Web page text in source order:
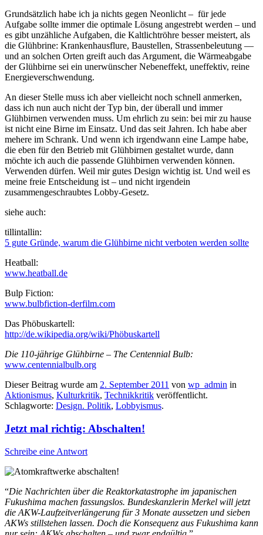
Grundsätzlich habe ich ja nichts gegen Neonlicht – für jede
Aufgabe sollte immer die optimale Lösung angestrebt werden – und
es gibt unzähliche Aufgaben, die Kaltlichtröhre besser meistert, als
die Glühbrine: Krankenhausflure, Baustellen, Strassenbeleutung —
und an solchen Orten greift auch das Argument, die Wärmeabgabe
der Glühbirne sei ein unerwünscher Nebeneffekt, uneffektiv, reine
Energieverschwendung.
An dieser Stelle muss ich aber vielleicht noch schnell anmerken,
dass ich nun auch nicht der Typ bin, der überall und immer
Glühbirnen verwenden muss. Um ehrlich zu sein: bei mir zu hause
ist nicht eine Birne im Einsatz. Und das seit Jahren. Ich habe aber
mehere im Schrank. Und wenn ich irgendwann eine Lampe habe,
die eben für den Betrieb mit Glühbirnen gestaltet wurde, dann
möchte ich auch die passende Glühbirnen verwenden können.
Verwenden dürfen. Weil mir gutes Design wichtig ist. Und weil es
meine freie Entscheidung ist – und nicht irgendein
zusammengeschraubtes Lobby-Gesetz.
siehe auch:
tillintallin:
5 gute Gründe, warum die Glühbirne nicht verboten werden sollte
Heatball:
www.heatball.de
Bulp Fiction:
www.bulbfiction-derfilm.com
Das Phöbuskartell:
http://de.wikipedia.org/wiki/Phöbuskartell
Die 110-jährige Glühbirne – The Centennial Bulb:
www.centennialbulb.org
Dieser Beitrag wurde am 2. September 2011 von wp_admin in
Aktionismus, Kulturkritik, Technikkritik veröffentlicht.
Schlagworte: Design. Politik, Lobbyismus.
Jetzt mal richtig: Abschalten!
Schreibe eine Antwort
“Die Nachrichten über die Reaktorkatastrophe im japanischen
Fukushima machen fassungslos. Bundeskanzlerin Merkel will jetzt
die AKW-Laufzeitverlängerung für 3 Monate aussetzen und sieben
AKWs stillstehen lassen. Doch die Konsequenz aus Fukushima kann